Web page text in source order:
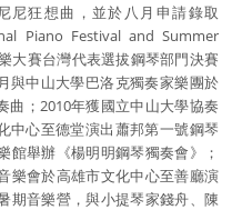
尼狂想曲，並於八月申請錄取
Piano Festival and Summer
大賽台灣代表選拔鋼琴部門決賽
與中山大學巴洛克獨奏家樂團於
曲；2010年獲國立中山大學協奏
中心至德堂演出蕭邦第一號鋼琴
館舉辦《楊明明鋼琴獨奏會》；
樂會於高雄市文化中心至善廳演
期音樂營，與小提琴家錢舟、陳